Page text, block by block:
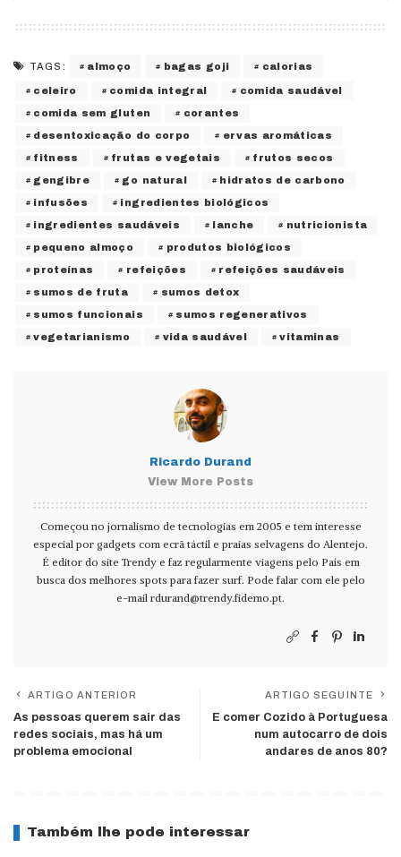
TAGS: almoço bagas goji calorias
celeiro comida integral comida saudável
comida sem gluten corantes
desentoxicação do corpo ervas aromáticas
fitness frutas e vegetais frutos secos
gengibre go natural hidratos de carbono
infusões ingredientes biológicos
ingredientes saudáveis lanche nutricionista
pequeno almoço produtos biológicos
proteínas refeições refeições saudáveis
sumos de fruta sumos detox
sumos funcionais sumos regenerativos
vegetarianismo vida saudável vitaminas
Ricardo Durand
View More Posts
Começou no jornalismo de tecnologias em 2005 e tem interesse
especial por gadgets com ecrã táctil e praias selvagens do Alentejo.
É editor do site Trendy e faz regularmente viagens pelo País em
busca dos melhores spots para fazer surf. Pode falar com ele pelo
e-mail rdurand@trendy.fidemo.pt.
ARTIGO ANTERIOR
As pessoas querem sair das
redes sociais, mas há um
problema emocional
ARTIGO SEGUINTE
E comer Cozido à Portuguesa
num autocarro de dois
andares de anos 80?
Também lhe pode interessar